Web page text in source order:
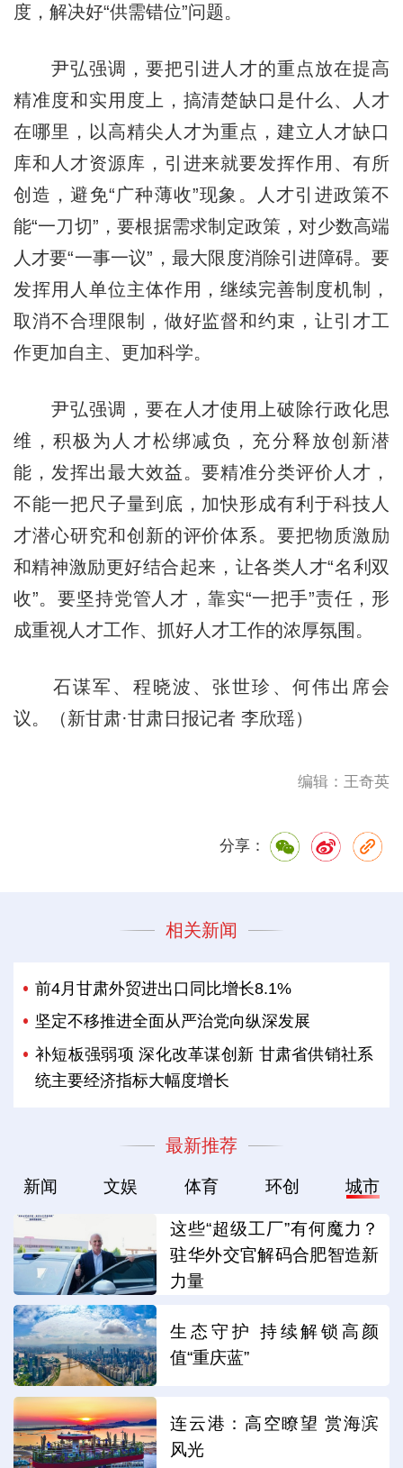
度，解决好“供需错位”问题。
尹弘强调，要把引进人才的重点放在提高
精准度和实用度上，搞清楚缺口是什么、人才
在哪里，以高精尖人才为重点，建立人才缺口
库和人才资源库，引进来就要发挥作用、有所
创造，避免“广种薄收”现象。人才引进政策不
能“一刀切”，要根据需求制定政策，对少数高端
人才要“一事一议”，最大限度消除引进障碍。要
发挥用人单位主体作用，继续完善制度机制，
取消不合理限制，做好监督和约束，让引才工
作更加自主、更加科学。
尹弘强调，要在人才使用上破除行政化思
维，积极为人才松绑减负，充分释放创新潜
能，发挥出最大效益。要精准分类评价人才，
不能一把尺子量到底，加快形成有利于科技人
才潜心研究和创新的评价体系。要把物质激励
和精神激励更好结合起来，让各类人才“名利双
收”。要坚持党管人才，靠实“一把手”责任，形
成重视人才工作、抓好人才工作的浓厚氛围。
石谋军、程晓波、张世珍、何伟出席会
议。（新甘肃·甘肃日报记者 李欣瑶）
编辑：王奇英
分享：
相关新闻
前4月甘肃外贸进出口同比增长8.1%
坚定不移推进全面从严治党向纵深发展
补短板强弱项 深化改革谋创新 甘肃省供销社系
统主要经济指标大幅度增长
最新推荐
新闻 文娱 体育 环创 城市
这些“超级工厂”有何魔力？
驻华外交官解码合肥智造新
力量
生态守护 持续解锁高颜
值“重庆蓝”
连云港：高空瞭望 赏海滨
风光